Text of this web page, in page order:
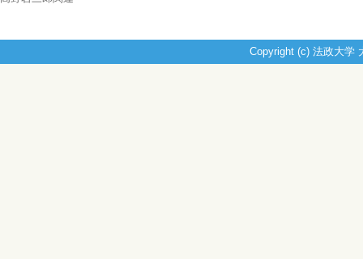
Copyright (c) 法政大学